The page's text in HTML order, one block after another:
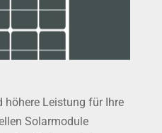
höhere Leistung für Ihre
Solarmodule